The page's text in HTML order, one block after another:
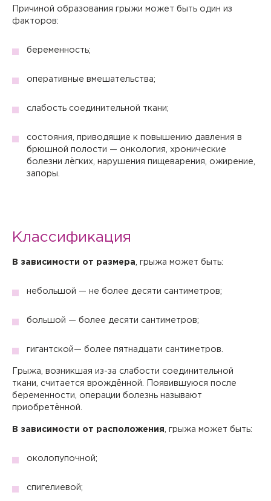
Причиной образования грыжи может быть один из
факторов:
беременность;
оперативные вмешательства;
слабость соединительной ткани;
состояния, приводящие к повышению давления в
брюшной полости — онкология, хронические
болезни лёгких, нарушения пищеварения, ожирение,
запоры.
Классификация
В зависимости от размера , грыжа может быть:
небольшой — не более десяти сантиметров;
большой — более десяти сантиметров;
гигантской— более пятнадцати сантиметров.
Грыжа, возникшая из-за слабости соединительной
ткани, считается врождённой. Появившуюся после
беременности, операции болезнь называют
приобретённой.
В зависимости от расположения , грыжа может быть:
околопупочной;
спигелиевой;